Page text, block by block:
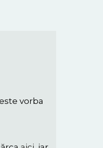
vorba